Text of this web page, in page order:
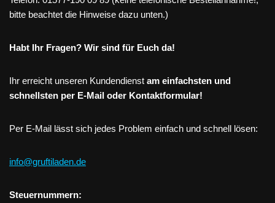
bitte beachtet die Hinweise dazu unten.)
Habt Ihr Fragen? Wir sind für Euch da!
Ihr erreicht unseren Kundendienst am einfachsten und
schnellsten per E-Mail oder Kontaktformular!
Per E-Mail lässt sich jedes Problem einfach und schnell lösen:
info@gruftiladen.de
Steuernummern: